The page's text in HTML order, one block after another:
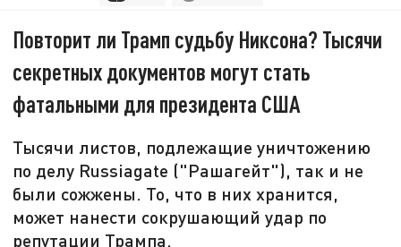
Повторит ли Трамп судьбу Никсона? Тысячи
секретных документов могут стать
фатальными для президента США
Тысячи листов, подлежащие уничтожению
по делу Russiagate ("Рашагейт"), так и не
были сожжены. То, что в них хранится,
может нанести сокрушающий удар по
репутации Трампа.